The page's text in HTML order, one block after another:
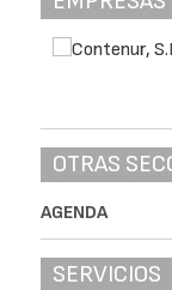
OTRAS
AGENDA
SERVICIOS